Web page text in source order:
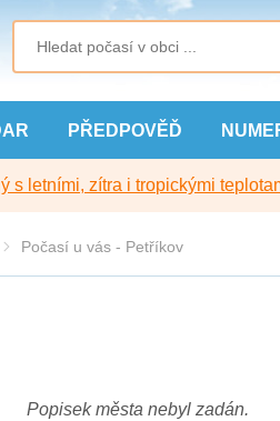
PŘEDPOVĚĎ
s letními, zítra i tropickými
Počasí u vás - Petříkov
Popisek města nebyl zadán.